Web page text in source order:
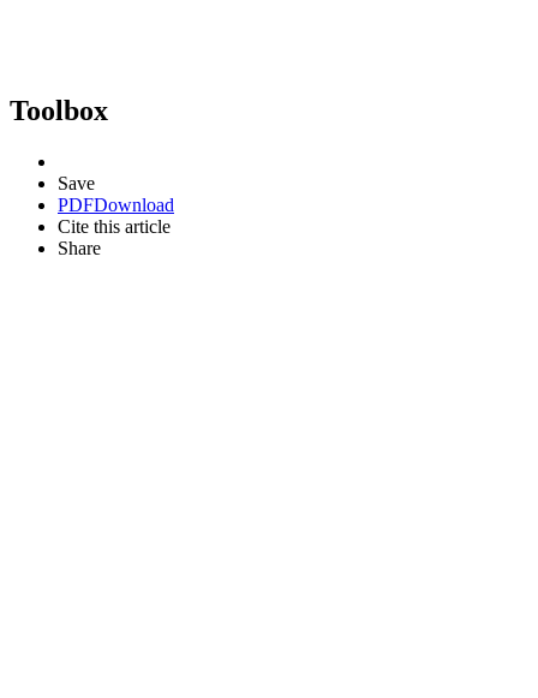
Toolbox
Save
PDFDownload
Cite this article
Share